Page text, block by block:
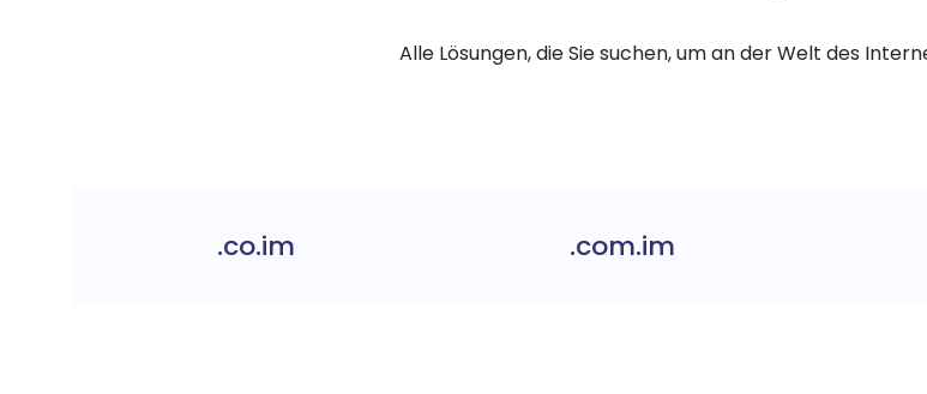
Alle Lösungen, die Sie suchen, um an der Welt des
.co.im .com.im